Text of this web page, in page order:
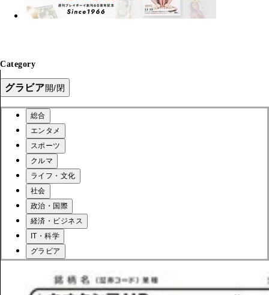
Category
グラビア開/閉
総合
エンタメ
スポーツ
クルマ
ライフ・文化
社会
政治・国際
経済・ビジネス
IT・科学
グラビア